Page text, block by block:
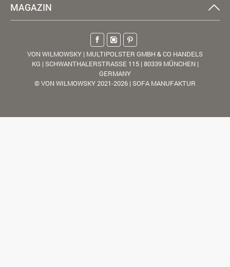
MAGAZIN
VON WILMOWSKY | MULTIPOLSTER GMBH & CO HANDELS
KG | SCHWANTHALERSTRASSE 115 | 80339 MÜNCHEN |
GERMANY
© VON WILMOWSKY 2021-2026 | SOFA MANUFAKTUR